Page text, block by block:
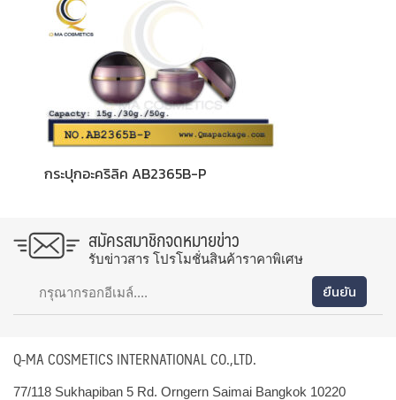
กระปุกอะคริลิค AB2365B-P
สมัครสมาชิกจดหมายข่าว
รับข่าวสาร โปรโมชั่นสินค้าราคาพิเศษ
Q-MA COSMETICS INTERNATIONAL CO.,LTD.
77/118 Sukhapiban 5 Rd. Orngern Saimai Bangkok 10220